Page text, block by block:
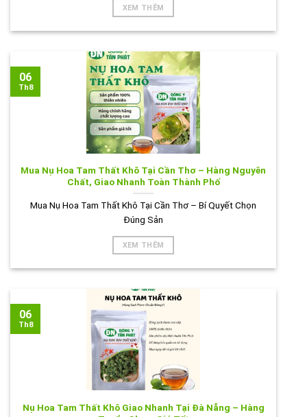
XEM THÊM
Mua Nụ Hoa Tam Thất Khô Tại Cần Thơ – Hàng Nguyên
Chất, Giao Nhanh Toàn Thành Phố
Mua Nụ Hoa Tam Thất Khô Tại Cần Thơ – Bí Quyết Chọn
Đúng Sản
XEM THÊM
06
Th8
Nụ Hoa Tam Thất Khô Giao Nhanh Tại Đà Nẵng – Hàng
06
Th8